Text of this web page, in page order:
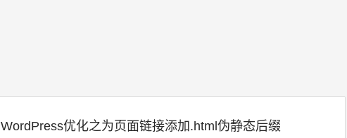
WordPress优化之为页面链接添加.html伪静态后缀